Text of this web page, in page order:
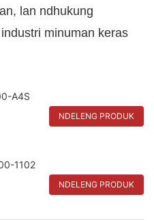
lan ndhukung
minuman keras
A4S
NDELENG PRODUK
1102
NDELENG PRODUK